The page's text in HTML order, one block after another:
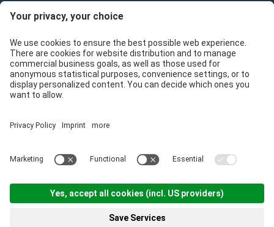
Prinz-Ludwig-Palais | Türkenstr. 7 | 80333 München
branchenpartner@btg-service.de
Bayern Tourist GmbH (BTG) Sitemap
Impressum
Datenschutzerklärung
Cookie-Einstellungen produced by